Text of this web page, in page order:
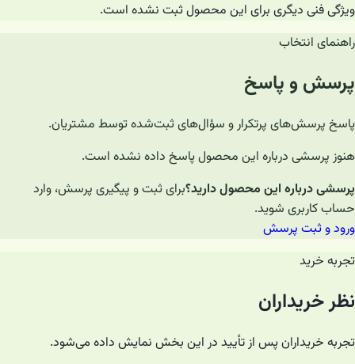
ویژگی فنی دیگری برای این محصول ثبت نشده است.
راهنمای انتخاب
پرسش و پاسخ
پاسخ پرسش‌های پرتکرار و سؤال‌های ثبت‌شده توسط مشتریان.
هنوز پرسشی درباره این محصول پاسخ داده نشده است.
پرسشی درباره این محصول دارید؟برای ثبت و پیگیری پرسش، وارد
حساب کاربری شوید.
ورود و ثبت پرسش
تجربه خرید
نظر خریداران
تجربه خریداران پس از تأیید در این بخش نمایش داده می‌شود.